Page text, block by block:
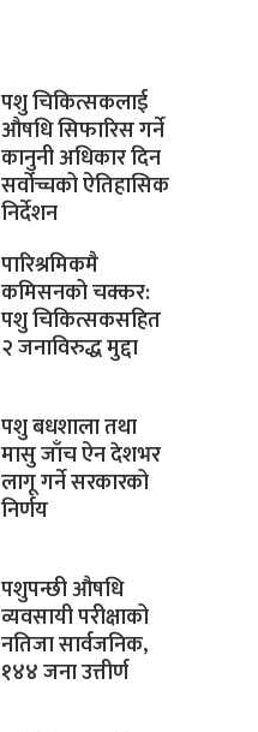
पशु चिकित्सकलाई
औषधि सिफारिस गर्ने
कानुनी अधिकार दिन
सर्वोच्चको ऐतिहासिक
निर्देशन
पारिश्रमिकमै
कमिसनको चक्कर:
पशु चिकित्सकसहित
२ जनाविरुद्ध मुद्दा
पशु बधशाला तथा
मासु जाँच ऐन देशभर
लागू गर्ने सरकारको
निर्णय
पशुपन्छी औषधि
व्यवसायी परीक्षाको
नतिजा सार्वजनिक,
१४४ जना उत्तीर्ण